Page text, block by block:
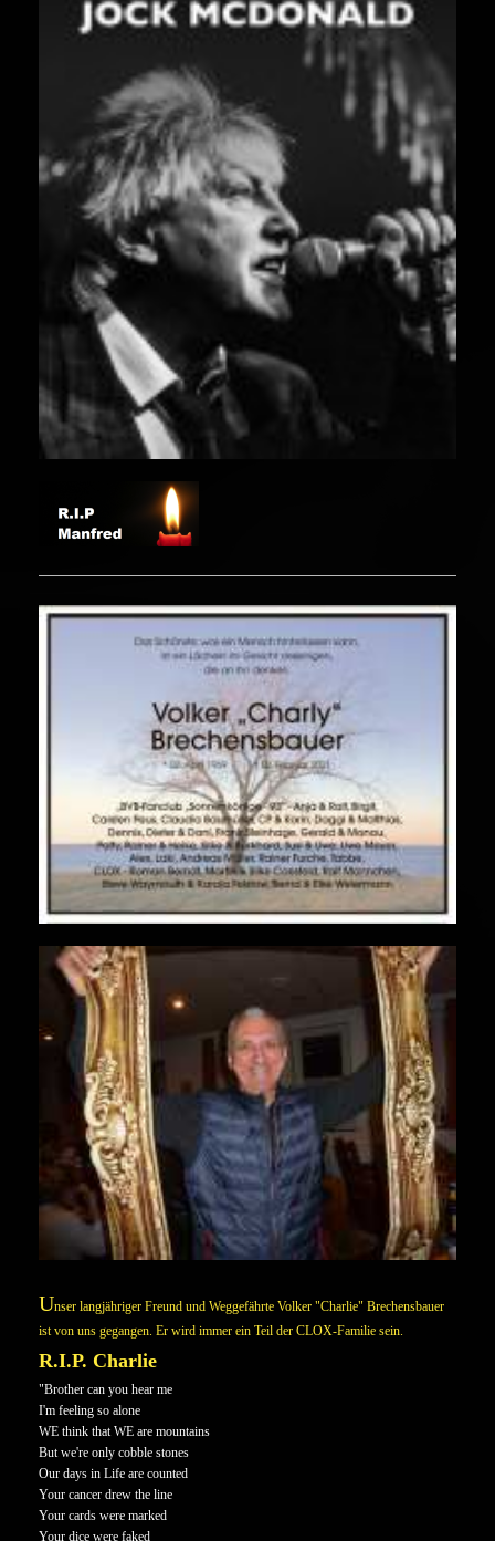
Unser langjähriger Freund und Weggefährte Volker "Charlie" Brechensbauer
ist von uns gegangen. Er wird immer ein Teil der CLOX-Familie sein.
R.I.P. Charlie
"Brother can you hear me
I'm feeling so alone
WE think that WE are mountains
But we're only cobble stones
Our days in Life are counted
Your cancer drew the line
Your cards were marked
Your dice were faked